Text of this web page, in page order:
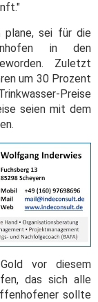
plane, sei für die
in den
Zuletzt
um 30 Prozent
Preise
seien mit dem
vor diesem
das sich alle
sollte